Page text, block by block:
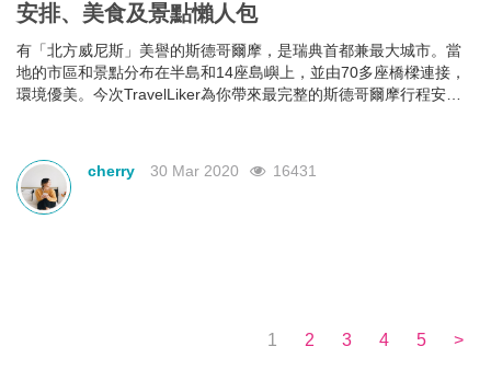
安排、美食及景點懶人包
有「北方威尼斯」美譽的斯德哥爾摩，是瑞典首都兼最大城市。當
地的市區和景點分布在半島和14座島嶼上，並由70多座橋樑連接，
環境優美。今次TravelLiker為你帶來最完整的斯德哥爾摩行程安
cherry
30 Mar 2020 16431
1 2 3 4 5 >